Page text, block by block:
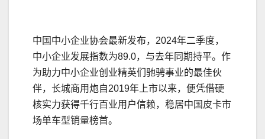
中国中小企业协会最新发布，2024年二季度，
中小企业发展指数为89.0，与去年同期持平。作
为助力中小企业创业精英们驰骋事业的最佳伙
伴，长城商用炮自2019年上市以来，便凭借硬
核实力获得千行百业用户信赖，稳居中国皮卡市
场单车型销量榜首。